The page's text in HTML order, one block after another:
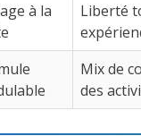
à la
Liberté
Mix de
des